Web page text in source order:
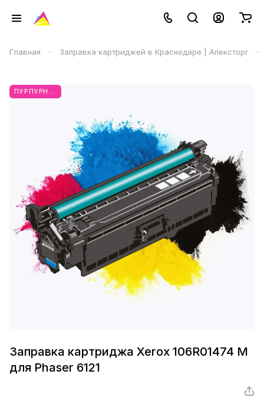
Главная – Заправка картриджей в Краснодаре | Апексторг –
Заправка картриджа Xerox 106R01474 M
для Phaser 6121